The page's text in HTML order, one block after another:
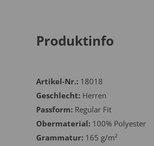
Produktinfo
Artikel-Nr.: 18018
Geschlecht: Herren
Passform: Regular Fit
Obermaterial: 100% Polyester
Grammatur: 165 g/m²